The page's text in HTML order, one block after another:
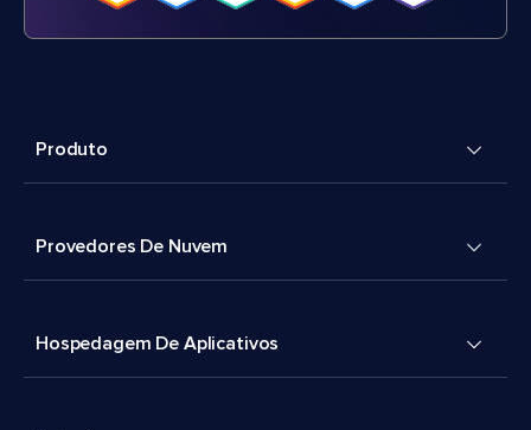
Produto
Provedores De Nuvem
Hospedagem De Aplicativos